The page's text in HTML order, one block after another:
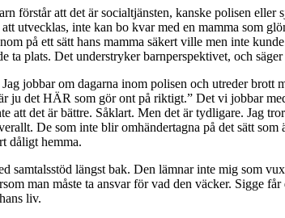
förstår att det är socialtjänsten, kanske polisen
utvecklas, inte kan bo kvar med en mamma som
på ett sätt hans mamma säkert ville men inte
ta plats. Det understryker barnperspektivet, och
jobbar om dagarna inom polisen och utreder
ju det HÄR som gör ont på riktigt.” Det vi jobbar
att det är bättre. Såklart. Men det är tydligare. Jag
De som inte blir omhändertagna på det sätt
dåligt hemma.
samtalsstöd längst bak. Den lämnar inte mig som
man måste ta ansvar för vad den väcker. Sigge
liv.